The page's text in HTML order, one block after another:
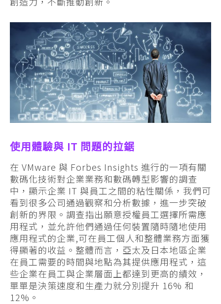
使用體驗與 IT 問題的拉鋸
在 VMware 與 Forbes Insights 進行的一項有關
數碼化技術對企業業務和數碼轉型影響的調查
中，顯示企業 IT 與員工之間的粘性關係，我們可
看到很多公司通過觀察和分析數據，進一步突破
創新的界限。調查指出願意授權員工選擇所需應
用程式，並允許他們通過任何裝置隨時隨地使用
應用程式的企業,可在員工個人和整體業務方面獲
得顯著的收益。整體而言，亞太及日本地區企業
在員工需要的時間與地點為其提供應用程式，這
些企業在員工與企業層面上都達到更高的績效，
單單是決策速度和生產力就分別提升 16% 和
12%。